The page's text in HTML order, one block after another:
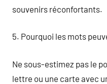
souvenirs réconfortants.
5. Pourquoi les mots
Ne sous-estimez pas le
lettre ou une carte avec